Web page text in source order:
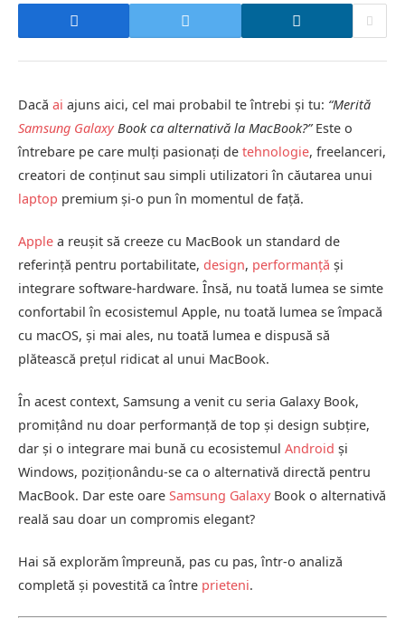
Dacă ai ajuns aici, cel mai probabil te întrebi și tu: “Merită
Samsung GalaxyBook ca alternativă la MacBook?”Este o
întrebare pe care mulți pasionați de tehnologie, freelanceri,
creatori de conținut sau simpli utilizatori în căutarea unui
laptop premium și-o pun în momentul de față.
Apple a reușit să creeze cu MacBook un standard de
referință pentru portabilitate, design, performanță și
integrare software-hardware. Însă, nu toată lumea se simte
confortabil în ecosistemul Apple, nu toată lumea se împacă
cu macOS, și mai ales, nu toată lumea e dispusă să
plătească prețul ridicat al unui MacBook.
În acest context, Samsung a venit cu seria Galaxy Book,
promițând nu doar performanță de top și design subțire,
dar și o integrare mai bună cu ecosistemul Android și
Windows, poziționându-se ca o alternativă directă pentru
MacBook. Dar este oare Samsung GalaxyBook o alternativă
reală sau doar un compromis elegant?
Hai să explorăm împreună, pas cu pas, într-o analiză
completă și povestită ca între prieteni.